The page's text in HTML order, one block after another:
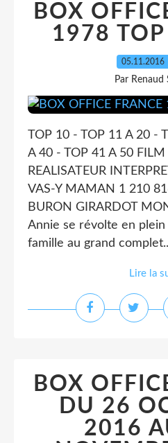
BOX
1978
05.11.2016
Par Renaud
TOP 10 - TOP 11 A 20 -
A 40 - TOP 41 A 50 FILM
REALISATEUR
VAS-Y MAMAN 1 210
BURON GIRARDOT
Annie se révolte en
famille au grand
Lire la
BOX
DU 26
2016